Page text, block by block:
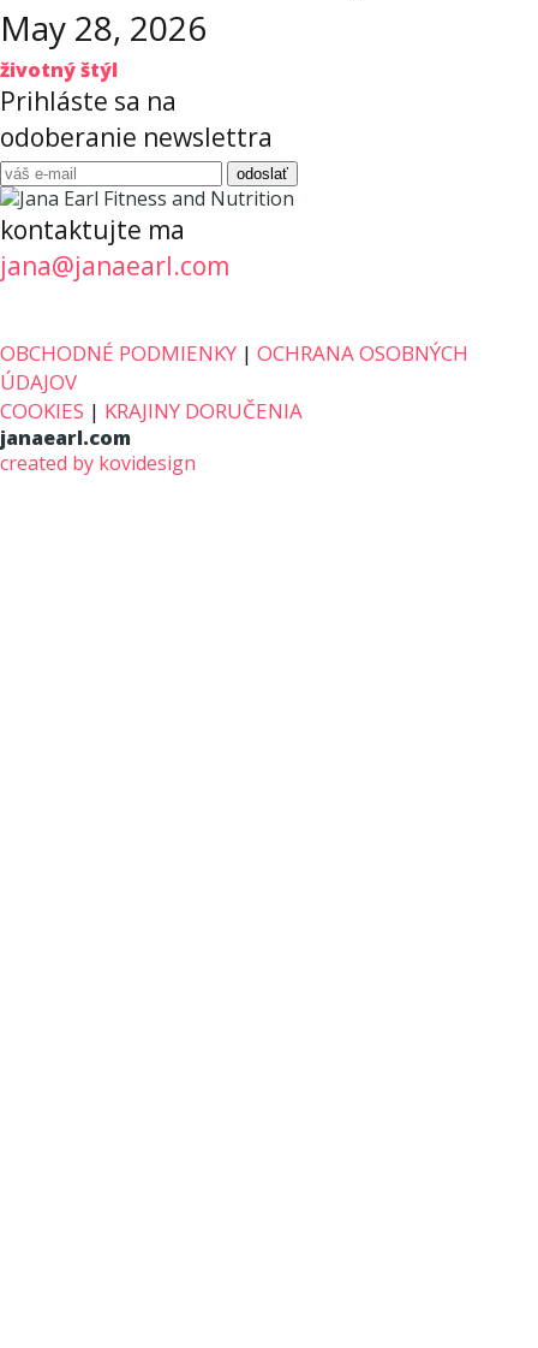
May 28, 2026
životný štýl
Prihláste sa na
odoberanie newslettra
kontaktujte ma
jana@janaearl.com
OBCHODNÉ PODMIENKY | OCHRANA OSOBNÝCH
ÚDAJOV
COOKIES | KRAJINY DORUČENIA
janaearl.com
created by kovidesign